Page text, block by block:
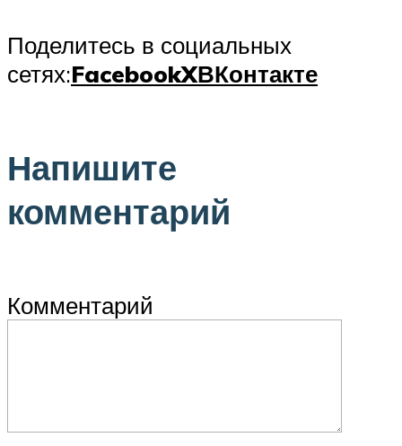
Поделитесь в социальных
сетях:FacebookXВКонтакте
Напишите
комментарий
Комментарий